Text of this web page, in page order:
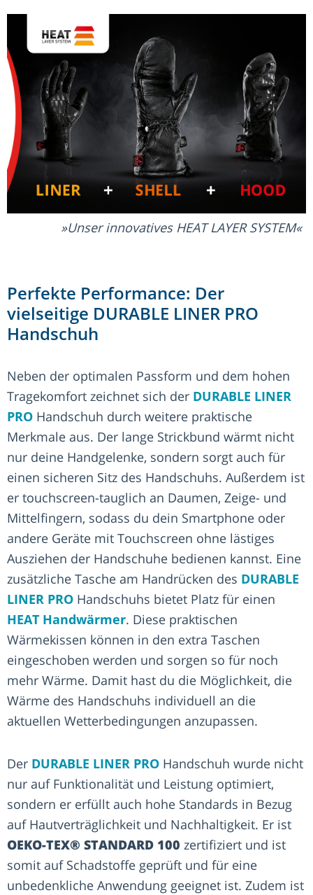
Unser innovatives HEAT LAYER SYSTEM
Perfekte Performance: Der
vielseitige DURABLE LINER PRO
Handschuh
Neben der optimalen Passform und dem hohen
Tragekomfort zeichnet sich der DURABLE LINER
PRO Handschuh durch weitere praktische
Merkmale aus. Der lange Strickbund wärmt nicht
nur deine Handgelenke, sondern sorgt auch für
einen sicheren Sitz des Handschuhs. Außerdem ist
er touchscreen-tauglich an Daumen, Zeige- und
Mittelfingern, sodass du dein Smartphone oder
andere Geräte mit Touchscreen ohne lästiges
Ausziehen der Handschuhe bedienen kannst. Eine
zusätzliche Tasche am Handrücken des DURABLE
LINER PRO Handschuhs bietet Platz für einen
HEAT Handwärmer. Diese praktischen
Wärmekissen können in den extra Taschen
eingeschoben werden und sorgen so für noch
mehr Wärme. Damit hast du die Möglichkeit, die
Wärme des Handschuhs individuell an die
aktuellen Wetterbedingungen anzupassen.
Der DURABLE LINER PRO Handschuh wurde nicht
nur auf Funktionalität und Leistung optimiert,
sondern er erfüllt auch hohe Standards in Bezug
auf Hautverträglichkeit und Nachhaltigkeit. Er ist
OEKO-TEX® STANDARD 100 zertifiziert und ist
somit auf Schadstoffe geprüft und für eine
unbedenkliche Anwendung geeignet ist. Zudem ist